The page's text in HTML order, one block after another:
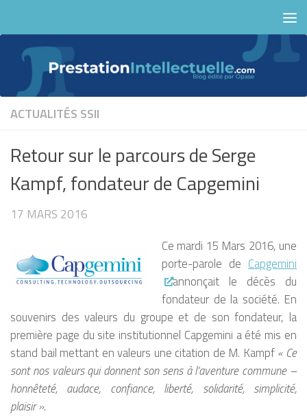
ACTUALITÉS SSII
Retour sur le parcours de Serge
Kampf, fondateur de Capgemini
17 MARS 2016
Ce mardi 15 Mars 2016, une
porte-parole de Capgemini
annonçait le décès du
fondateur de la société. En
souvenirs des valeurs du groupe et de son fondateur, la
première page du site institutionnel Capgemini a été mis en
stand bail mettant en valeurs une citation de M. Kampf « Ce
sont nos valeurs qui donnent son sens à l’aventure commune –
honnêteté, audace, confiance, liberté, solidarité, simplicité,
plaisir ».